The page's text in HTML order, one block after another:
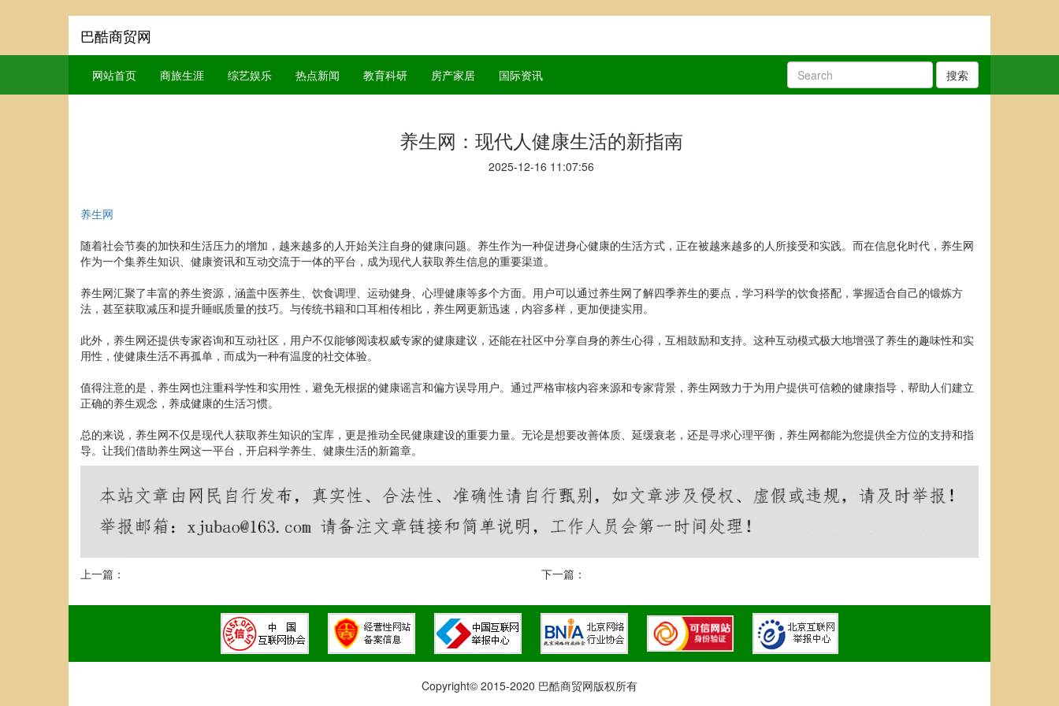
巴酷商贸网
网站首页 商旅生涯 综艺娱乐 热点新闻 教育科研 房产家居 国际资讯 搜索
养生网：现代人健康生活的新指南
2025-12-16 11:07:56
养生网
随着社会节奏的加快和生活压力的增加，越来越多的人开始关注自身的健康问题。养生作为一种促进身心健康的生活方式，正在被越来越多的人所接受和实践。而在信息化时代，养生网
作为一个集养生知识、健康资讯和互动交流于一体的平台，成为现代人获取养生信息的重要渠道。
养生网汇聚了丰富的养生资源，涵盖中医养生、饮食调理、运动健身、心理健康等多个方面。用户可以通过养生网了解四季养生的要点，学习科学的饮食搭配，掌握适合自己的锻炼方
法，甚至获取减压和提升睡眠质量的技巧。与传统书籍和口耳相传相比，养生网更新迅速，内容多样，更加便捷实用。
此外，养生网还提供专家咨询和互动社区，用户不仅能够阅读权威专家的健康建议，还能在社区中分享自身的养生心得，互相鼓励和支持。这种互动模式极大地增强了养生的趣味性和实
用性，使健康生活不再孤单，而成为一种有温度的社交体验。
值得注意的是，养生网也注重科学性和实用性，避免无根据的健康谣言和偏方误导用户。通过严格审核内容来源和专家背景，养生网致力于为用户提供可信赖的健康指导，帮助人们建立
正确的养生观念，养成健康的生活习惯。
总的来说，养生网不仅是现代人获取养生知识的宝库，更是推动全民健康建设的重要力量。无论是想要改善体质、延缓衰老，还是寻求心理平衡，养生网都能为您提供全方位的支持和指
导。让我们借助养生网这一平台，开启科学养生、健康生活的新篇章。
上一篇： 下一篇：
Copyright© 2015-2020 巴酷商贸网版权所有